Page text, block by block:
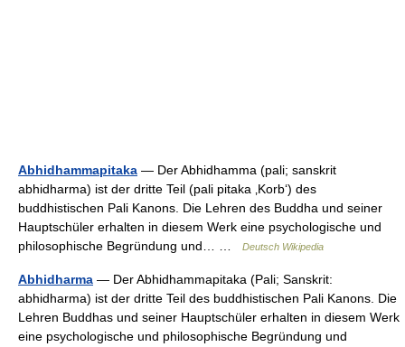
Abhidhammapitaka — Der Abhidhamma (pali; sanskrit
abhidharma) ist der dritte Teil (pali pitaka ‚Korb‘) des
buddhistischen Pali Kanons. Die Lehren des Buddha und seiner
Hauptschüler erhalten in diesem Werk eine psychologische und
philosophische Begründung und… …
Deutsch Wikipedia
Abhidharma — Der Abhidhammapitaka (Pali; Sanskrit:
abhidharma) ist der dritte Teil des buddhistischen Pali Kanons. Die
Lehren Buddhas und seiner Hauptschüler erhalten in diesem Werk
eine psychologische und philosophische Begründung und